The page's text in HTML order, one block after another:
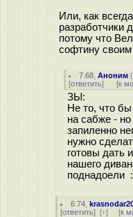
Или, как
разработчики
потому что
софтину
7.68 ,Аноним (
[ответить] [к
ЗЫ:
Не то, что
на сабже -
запиленно
нужно
готовы дать
нашего
поднадоели
6.74 ,
[ответить] [↑] [к